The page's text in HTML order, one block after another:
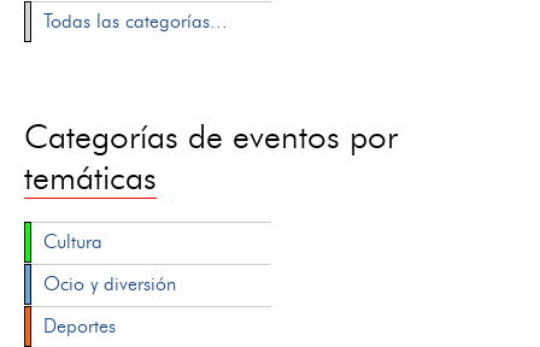
Todas las categorías...
Categorías de eventos por
temáticas
Cultura
Ocio y diversión
Deportes